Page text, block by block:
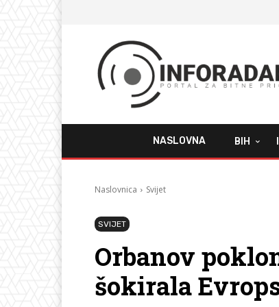
NASLOVNA BIH
Naslovnica Svijet
SVIJET
Orbanov
šokirala